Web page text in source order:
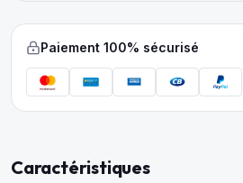
Paiement 100% sécurisé
Caractéristiques